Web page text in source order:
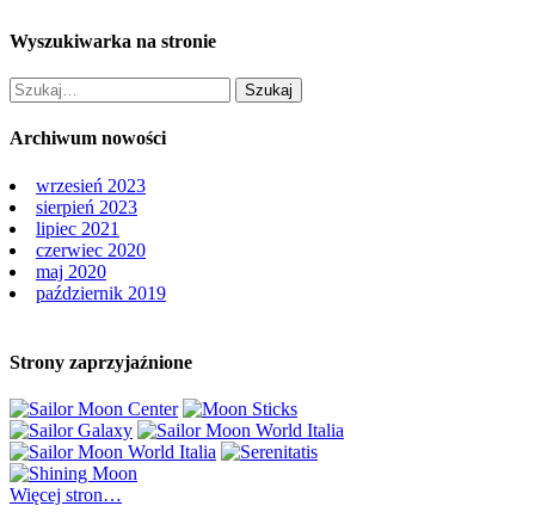
Wyszukiwarka na stronie
Archiwum nowości
wrzesień 2023
sierpień 2023
lipiec 2021
czerwiec 2020
maj 2020
październik 2019
Strony zaprzyjaźnione
Więcej stron…